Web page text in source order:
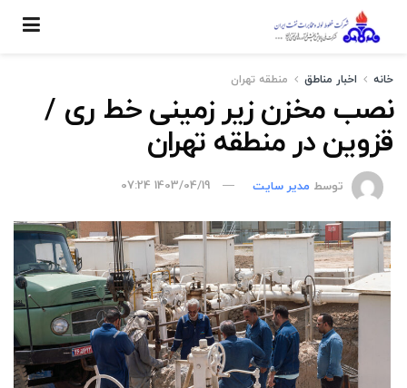
خانه اخبار مناطق منطقه تهران
نصب مخزن زیر زمینی خط ری /
قزوین در منطقه تهران
توسط مدیر سایت 1403/04/19 07:24